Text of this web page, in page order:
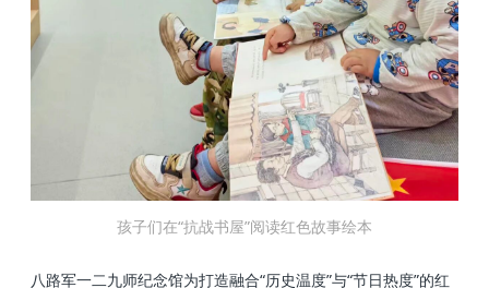
孩子们在“抗战书屋”阅读红色故事绘本
八路军一二九师纪念馆为打造融合“历史温度”与“节日热度”的红